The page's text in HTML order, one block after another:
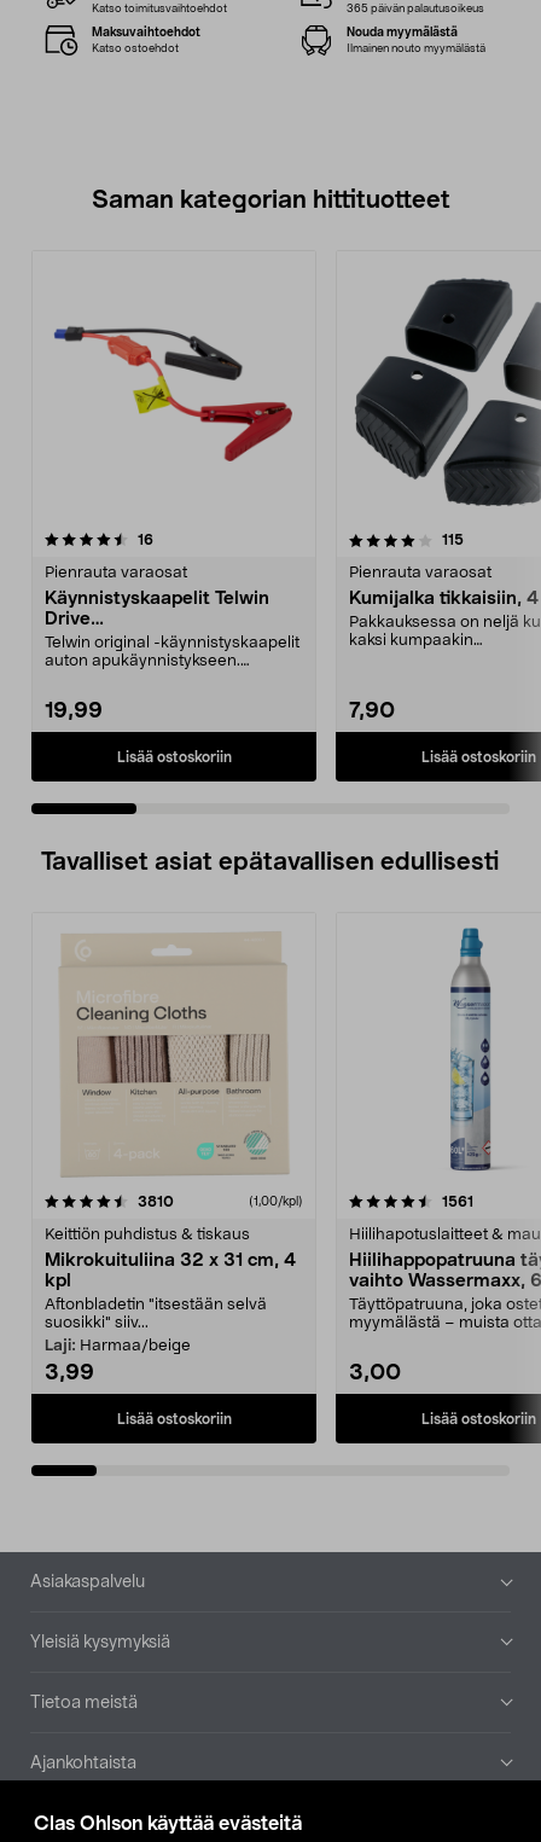
Clas Ohlson käyttää evästeitä
Katso toimitusvaihtoehdot 365 päivän palautusoikeus
Maksuvaihtoehdot
Katso ostoehdot
Nouda myymälästä
Ilmainen nouto myymälästä
Saman kategorian hittituotteet
16arvostelut
Pienrauta varaosat
Käynnistyskaapelit Telwin
Drive
Mini/9000/13000/1250/150
0/1750, EC5
Telwin original -käynnistyskaapelit
auton apukäynnistykseen.
19,99
Lisää ostoskoriin
4.0 viidestä
115arvostelut
Pienrauta varaosat
Kumijalka tikkaisiin,
Pakkauksessa on neljä
kaksi kumpaakin
7,90
Lisää ostoskoriin
4.5 viidestä
Tavalliset asiat epätavallisen edullisesti
3810arvostelut (1,00/kpl)
Keittiön puhdistus & tiskaus
Mikrokuituliina 32 x 31 cm, 4
kpl
Aftonbladetin "itsestään selvä
suosikki" siiv...
Laji: Harmaa/beige
3,99
Lisää ostoskoriin
4.5viidestä
1561
Hiilihapotuslaitteet &
Hiilihappopatruuna
vaihto Wassermaxx,
Täyttöpatruuna, joka
myymälästä – muista
3,00
Lisää ostoskoriin
4.5viidestä
Alatunniste
Asiakaspalvelu
Yleisiä kysymyksiä
Tietoa meistä
Ajankohtaista
Muut yrityksemme